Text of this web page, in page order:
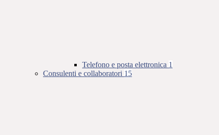
Telefono e posta elettronica 1
Consulenti e collaboratori 15